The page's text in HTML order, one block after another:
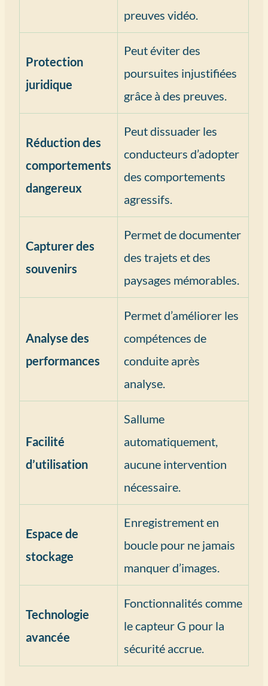
preuves vidéo.
Protection
juridique
Peut éviter des
poursuites injustifiées
grâce à des preuves.
Réduction des
comportements
dangereux
Peut dissuader les
conducteurs d’adopter
des comportements
agressifs.
Capturer des
souvenirs
Permet de documenter
des trajets et des
paysages mémorables.
Analyse des
performances
Permet d’améliorer les
compétences de
conduite après
analyse.
Facilité
d’utilisation
Sallume
automatiquement,
aucune intervention
nécessaire.
Espace de
stockage
Enregistrement en
boucle pour ne jamais
manquer d’images.
Technologie
avancée
Fonctionnalités comme
le capteur G pour la
sécurité accrue.